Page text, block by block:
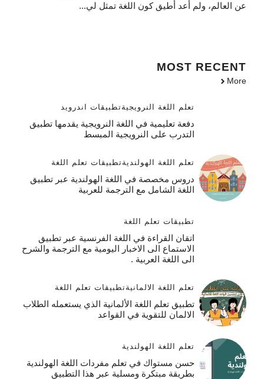
عن العالم، ولم أعد أطيق كون اللغة تمثل لي...
MOST RECENT
More
تعلم اللغة النرويجيةتطبيقات اندرويد
دفعة تعليمية في اللغة النرويجية يقدمها تطبيق
التدرب على النرويجية المبسط
تعلم اللغة الهولنديةتطبيقات تعلم اللغة
دروس مخصصة في اللغة الهولندية عبر تطبيق
اللغة الشامل مع الترجمة للعربية
تطبيقات تعلم اللغة
اتقان القراءة في اللغة الفرنسية عبر تطبيق
الاستماع الى الاخبار اليومية مع الترجمة والشرح
الى اللغة العربية .
تعلم اللغة الالمانيةتطبيقات تعلم اللغة
تطبيق تعلم اللغة الألمانية الذي يستعمله الطلاب
الالمان للتقوية في القواعد
تعلم اللغة الهولندية
حسن مستواك في تعلم مفردات اللغة الهولندية
بطريقة مبتكرة ومسلية عبر هذا التطبيق